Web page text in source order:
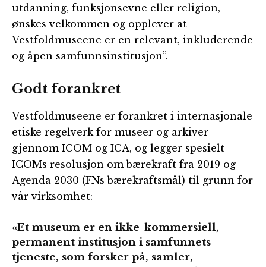
utdanning, funksjonsevne eller religion,
ønskes velkommen og opplever at
Vestfoldmuseene er en relevant, inkluderende
og åpen samfunnsinstitusjon”.
Godt forankret
Vestfoldmuseene er forankret i internasjonale
etiske regelverk for museer og arkiver
gjennom ICOM og ICA, og legger spesielt
ICOMs resolusjon om bærekraft fra 2019 og
Agenda 2030 (FNs bærekraftsmål) til grunn for
vår virksomhet:
«Et museum er en ikke-kommersiell,
permanent institusjon i samfunnets
tjeneste, som forsker på, samler,